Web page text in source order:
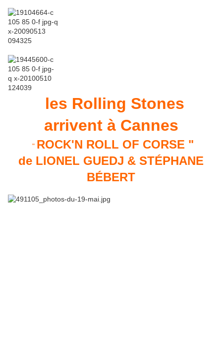
les Rolling Stones
arrivent à Cannes
" ROCK'N ROLL OF CORSE "
de LIONEL GUEDJ & STÉPHANE
BÉBERT